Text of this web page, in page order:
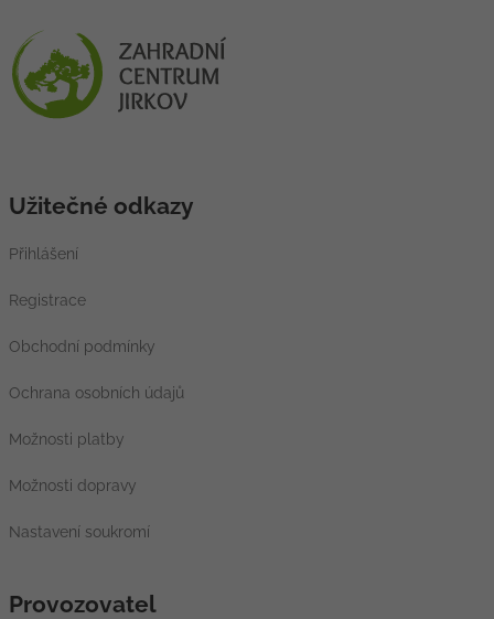
Užitečné odkazy
Přihlášení
Registrace
Obchodní podmínky
Ochrana osobních údajů
Možnosti platby
Možnosti dopravy
Nastavení soukromí
Provozovatel